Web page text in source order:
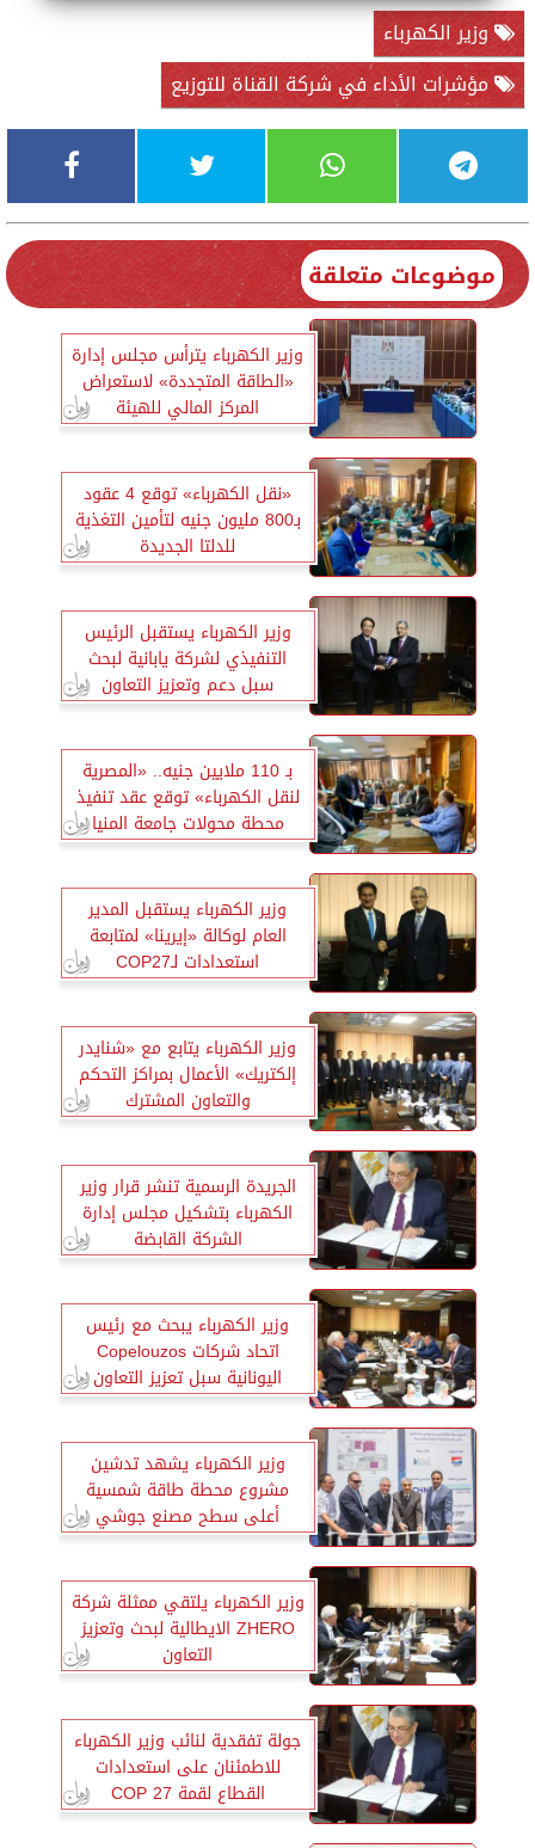
وزير الكهرباء
مؤشرات الأداء في شركة القناة للتوزيع
موضوعات متعلقة
وزير الكهرباء يترأس مجلس إدارة
«الطاقة المتجددة» لاستعراض
المركز المالي للهيئة
«نقل الكهرباء» توقع 4 عقود
بـ800 مليون جنيه لتأمين التغذية
للدلتا الجديدة
وزير الكهرباء يستقبل الرئيس
التنفيذي لشركة يابانية لبحث
سبل دعم وتعزيز التعاون
بـ 110 ملايين جنيه.. «المصرية
لنقل الكهرباء» توقع عقد تنفيذ
محطة محولات جامعة المنيا
وزير الكهرباء يستقبل المدير
العام لوكالة «إيرينا» لمتابعة
استعدادات لـCOP27
وزير الكهرباء يتابع مع «شنايدر
إلكتريك» الأعمال بمراكز التحكم
والتعاون المشترك
الجريدة الرسمية تنشر قرار وزير
الكهرباء بتشكيل مجلس إدارة
الشركة القابضة
وزير الكهرباء يبحث مع رئيس
اتحاد شركات Copelouzos
اليونانية سبل تعزيز التعاون
وزير الكهرباء يشهد تدشين
مشروع محطة طاقة شمسية
أعلى سطح مصنع جوشي
وزير الكهرباء يلتقي ممثلة شركة
ZHERO الايطالية لبحث وتعزيز
التعاون
جولة تفقدية لنائب وزير الكهرباء
للاطمئنان على استعدادات
القطاع لقمة COP 27